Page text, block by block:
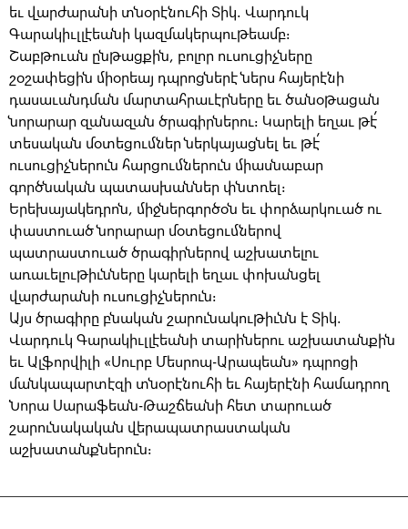
եւ վարժարանի տնօրէնուհի Տիկ. Վարդուկ
Գարակիւլլէեանի կազմակերպութեամբ։
Շաբթուան ընթացքին, բոլոր ուսուցիչները
շօշափեցին միօրեայ դպրոցներէ ներս հայերէնի
դասաւանդման մարտահրաւէրները եւ ծանօթացան
նորարար զանազան ծրագիրներու։ Կարելի եղաւ թէ՛
տեսական մօտեցումներ ներկայացնել եւ թէ՛
ուսուցիչներուն հարցումներուն միասնաբար
գործնական պատասխաններ փնտռել։
Երեխայակեդրոն, միջներգործօն եւ փորձարկուած ու
փաստուած նորարար մօտեցումներով
պատրաստուած ծրագիրներով աշխատելու
առաւելութիւնները կարելի եղաւ փոխանցել
վարժարանի ուսուցիչներուն։
Այս ծրագիրը բնական շարունակութիւնն է Տիկ.
Վարդուկ Գարակիւլլէեանի տարիներու աշխատանքին
եւ Ալֆորվիլի «Սուրբ Մեսրոպ-Արապեան» դպրոցի
մանկապարտէզի տնօրէնուհի եւ հայերէնի համադրող
Նորա Սարաֆեան-Թաշճեանի հետ տարուած
շարունակական վերապատրաստական
աշխատանքներուն։